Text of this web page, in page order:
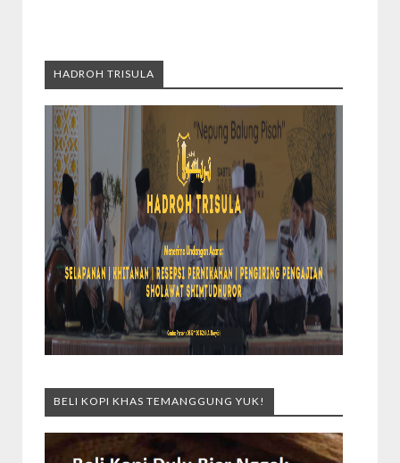
HADROH TRISULA
BELI KOPI KHAS TEMANGGUNG YUK!